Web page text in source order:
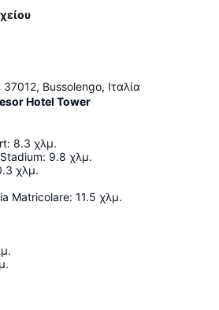
Bussolengo, Ιταλία
Hotel Tower
: 8.3 χλμ.
: 9.8 χλμ.
χλμ.
Matricolare: 11.5 χλμ.